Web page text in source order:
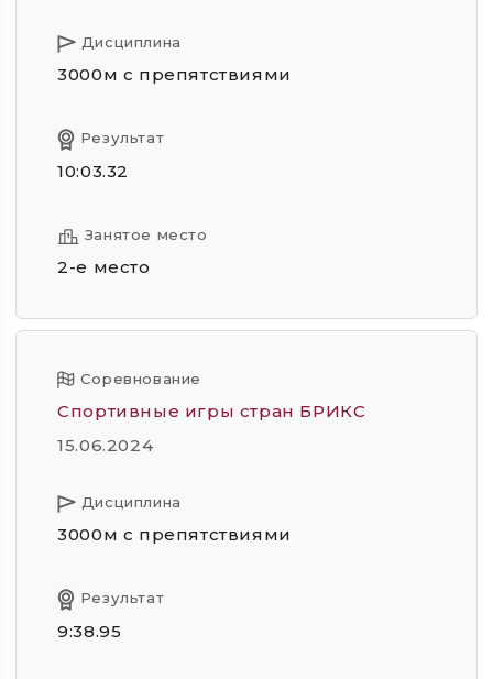
Дисциплина
3000м с препятствиями
Результат
10:03.32
Занятое место
2-е место
Соревнование
Спортивные игры стран БРИКС
15.06.2024
Дисциплина
3000м с препятствиями
Результат
9:38.95